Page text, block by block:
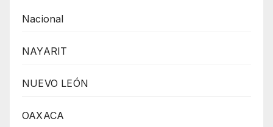
Nacional
NAYARIT
NUEVO LEÓN
OAXACA